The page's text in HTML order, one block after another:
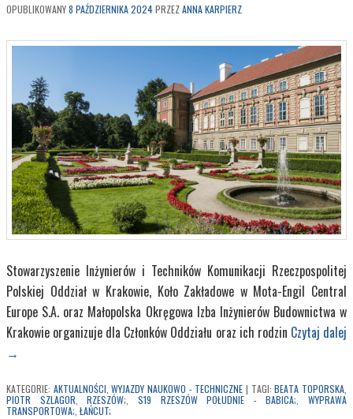
OPUBLIKOWANY8 PAŹDZIERNIKA 2024PRZEZANNA KARPIERZ
Stowarzyszenie Inżynierów i Techników Komunikacji Rzeczpospolitej
Polskiej Oddział w Krakowie, Koło Zakładowe w Mota-Engil Central
Europe S.A. oraz Małopolska Okręgowa Izba Inżynierów Budownictwa w
Krakowie organizuje dla Członków Oddziału oraz ich rodzin Czytaj dalej
→
KATEGORIE: AKTUALNOŚCI ,WYJAZDY NAUKOWO - TECHNICZNE | TAGI: BEATA TOPORSKA
PIOTR SZLAGOR ,RZESZÓW; S19 RZESZÓW POŁUDNIE - BABICA;
WYPRAWA
TRANSPORTOWA; ŁAŃCUT;